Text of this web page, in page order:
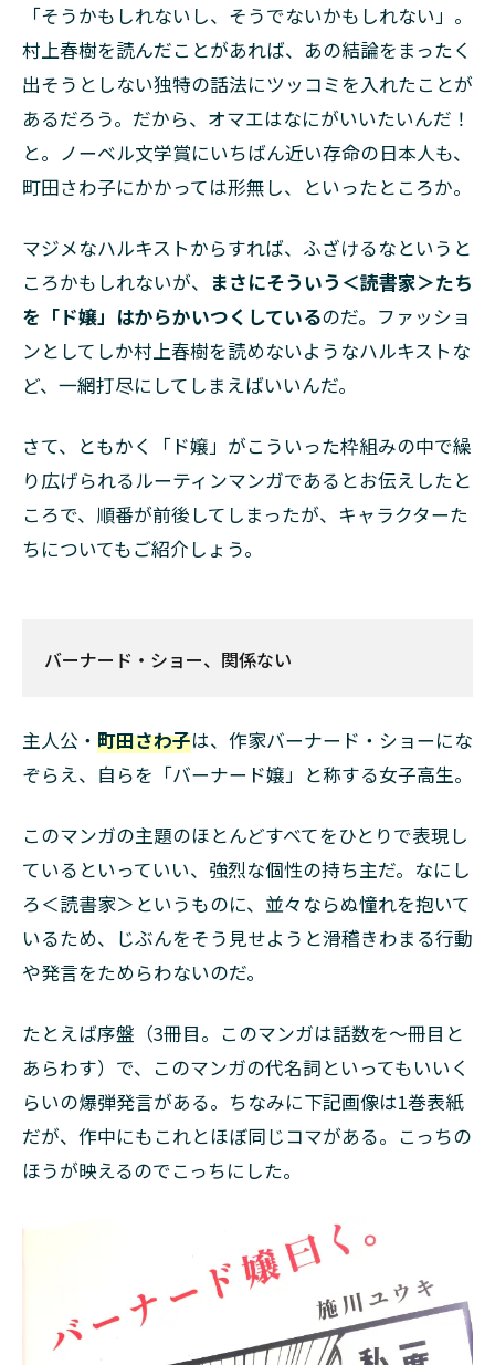
「そうかもしれないし、そうでないかもしれない」。
村上春樹を読んだことがあれば、あの結論をまったく
出そうとしない独特の話法にツッコミを入れたことが
あるだろう。だから、オマエはなにがいいたいんだ！
と。ノーベル文学賞にいちばん近い存命の日本人も、
町田さわ子にかかっては形無し、といったところか。
マジメなハルキストからすれば、ふざけるなというと
ころかもしれないが、 まさにそういう＜読書家＞たち
を「ド嬢」はからかいつくしているのだ。ファッショ
ンとしてしか村上春樹を読めないようなハルキストな
ど、一網打尽にしてしまえばいいんだ。
さて、ともかく「ド嬢」がこういった枠組みの中で繰
り広げられるルーティンマンガであるとお伝えしたと
ころで、順番が前後してしまったが、キャラクターた
ちについてもご紹介しょう。
バーナード・ショー、関係ない
主人公・ 町田さわ子は、作家バーナード・ショーにな
ぞらえ、自らを「バーナード嬢」と称する女子高生。
このマンガの主題のほとんどすべてをひとりで表現し
ているといっていい、強烈な個性の持ち主だ。なにし
ろ＜読書家＞というものに、並々ならぬ憧れを抱いて
いるため、じぶんをそう見せようと滑稽きわまる行動
や発言をためらわないのだ。
たとえば序盤（3冊目。このマンガは話数を～冊目と
あらわす）で、このマンガの代名詞といってもいいく
らいの爆弾発言がある。ちなみに下記画像は1巻表紙
だが、作中にもこれとほぼ同じコマがある。こっちの
ほうが映えるのでこっちにした。